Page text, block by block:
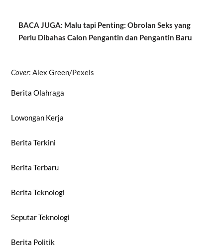
BACA JUGA: Malu tapi Penting: Obrolan Seks yang
Perlu Dibahas Calon Pengantin dan Pengantin Baru
Cover: Alex Green/Pexels
Berita Olahraga
Lowongan Kerja
Berita Terkini
Berita Terbaru
Berita Teknologi
Seputar Teknologi
Berita Politik